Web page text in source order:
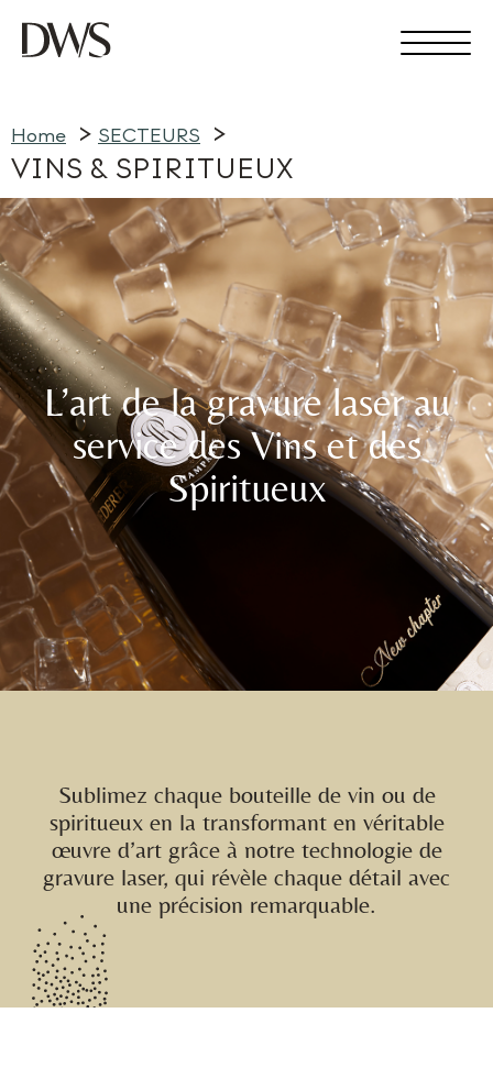
Home SECTEURS
VINS & SPIRITUEUX
L’art de la gravure laser au
service des Vins et des
Spiritueux
Sublimez chaque bouteille de vin ou de
spiritueux en la transformant en véritable
œuvre d’art grâce à notre technologie de
gravure laser, qui révèle chaque détail avec
une précision remarquable.